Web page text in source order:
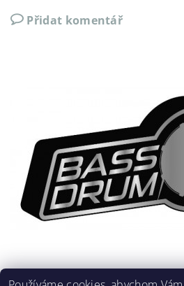
Přidat komentář